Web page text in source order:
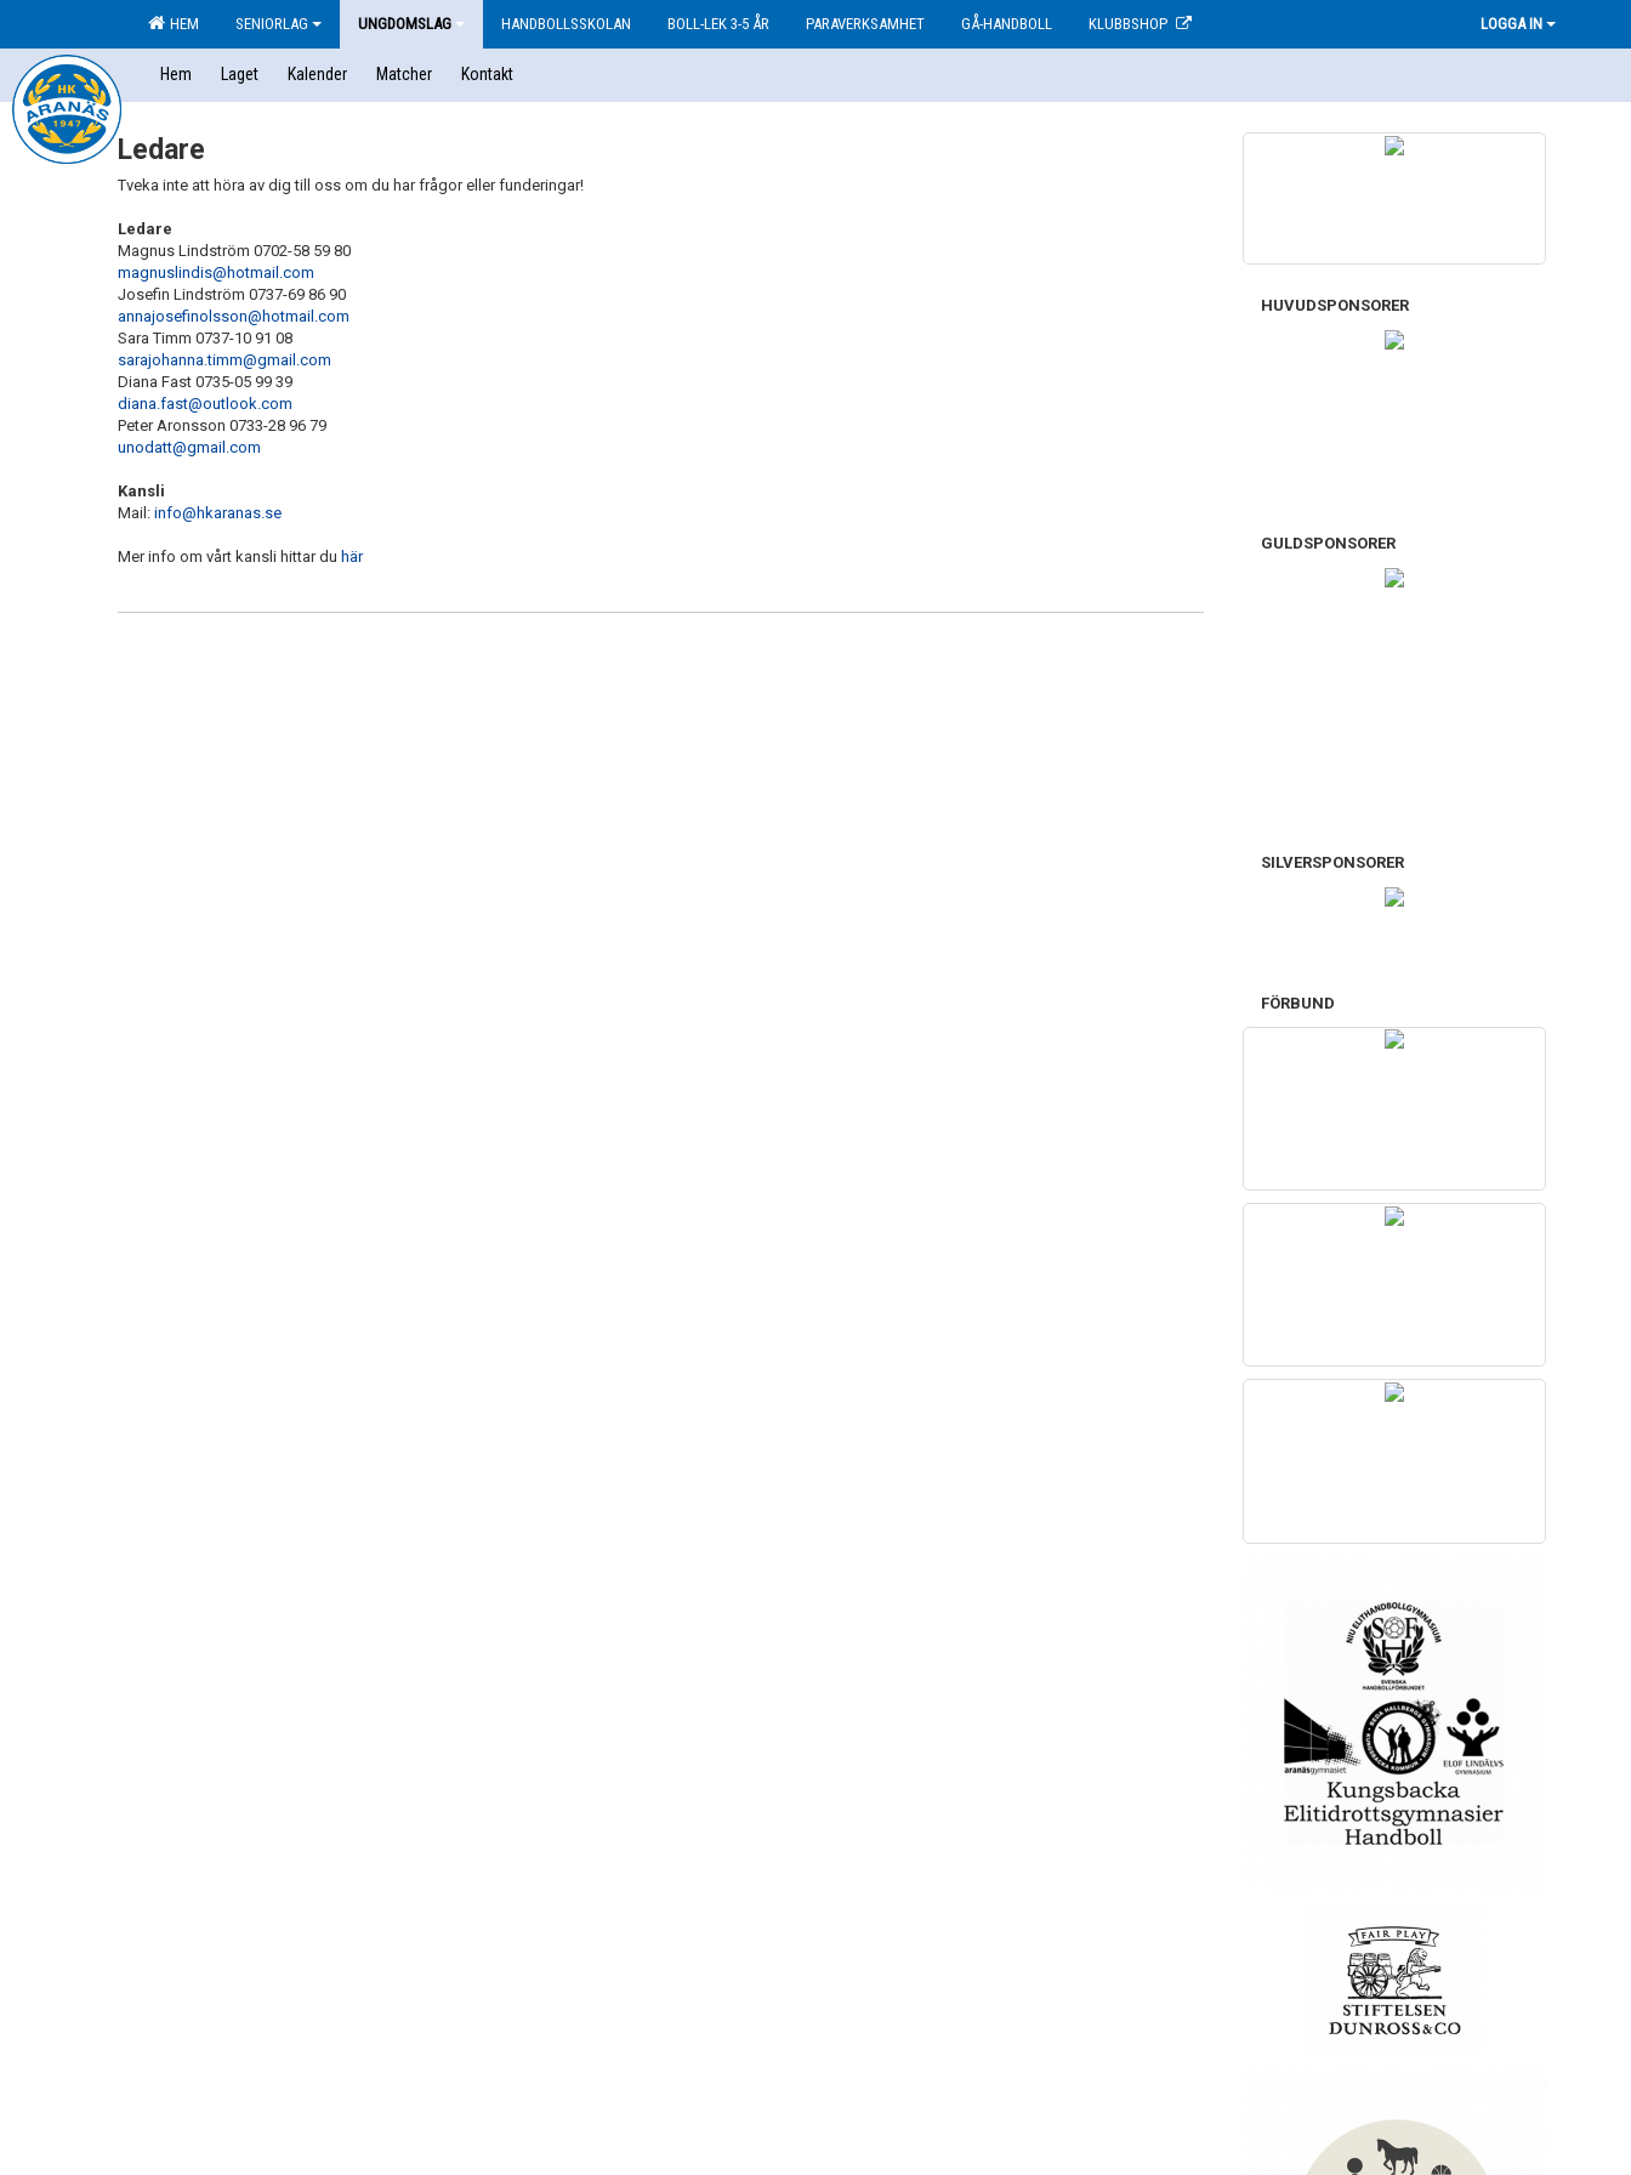
HEM SENIORLAG UNGDOMSLAG HANDBOLLSSKOLAN BOLL-LEK 3-5 ÅR PARAVERKSAMHET GÅ-HANDBOLL KLUBBSHOP LOGGA IN
Hem Laget Kalender Matcher Kontakt
Ledare
Tveka inte att höra av dig till oss om du har frågor eller funderingar!
Ledare
Magnus Lindström 0702-58 59 80
magnuslindis@hotmail.com
Josefin Lindström 0737-69 86 90
annajosefinolsson@hotmail.com
Sara Timm 0737-10 91 08
sarajohanna.timm@gmail.com
Diana Fast 0735-05 99 39
diana.fast@outlook.com
Peter Aronsson 0733-28 96 79
unodatt@gmail.com
Kansli
Mail: info@hkaranas.se
Mer info om vårt kansli hittar du här
HUVUDSPONSORER
GULDSPONSORER
SILVERSPONSORER
FÖRBUND